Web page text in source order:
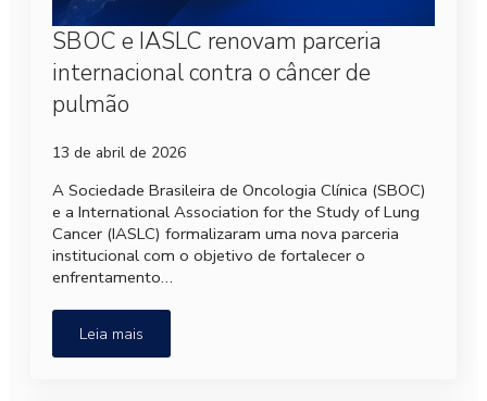
SBOC e IASLC renovam parceria
internacional contra o câncer de
pulmão
13 de abril de 2026
A Sociedade Brasileira de Oncologia Clínica (SBOC)
e a International Association for the Study of Lung
Cancer (IASLC) formalizaram uma nova parceria
institucional com o objetivo de fortalecer o
enfrentamento…
Leia mais